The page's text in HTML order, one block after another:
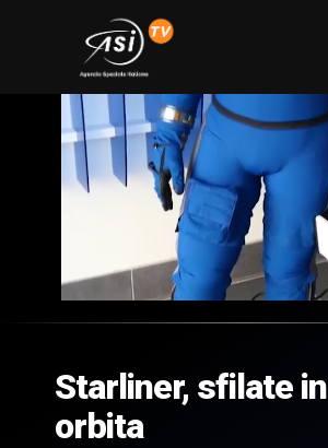
of
10
seconds
Starliner, sfilate in
orbita